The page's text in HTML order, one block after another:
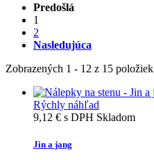
Predošlá
1
2
Nasledujúca
Zobrazených 1 - 12 z 15 položiek
Rýchly náhľad
9,12 € s DPH Skladom
Jin a jang